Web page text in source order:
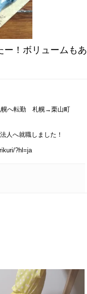
ー！ボリュームもあ
幌へ転勤 札幌→栗山町
人へ就職しました！
?hl=ja